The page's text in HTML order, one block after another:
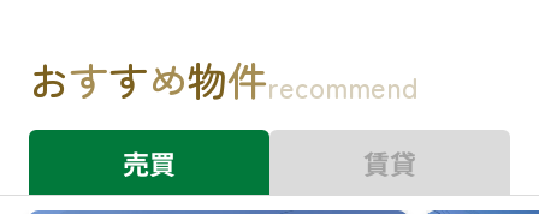
おすすめ物件recommend
売買 賃貸